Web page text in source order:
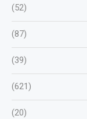
(52)
(87)
(39)
(621)
(20)